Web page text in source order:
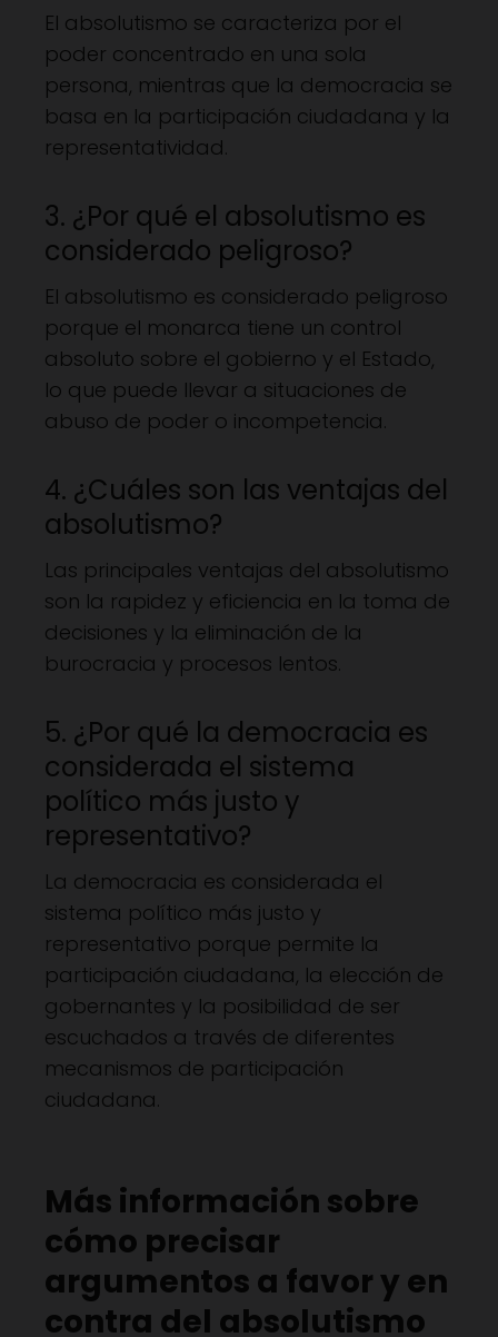
El absolutismo se caracteriza por el
poder concentrado en una sola
persona, mientras que la democracia se
basa en la participación ciudadana y la
representatividad.
3. ¿Por qué el absolutismo es
considerado peligroso?
El absolutismo es considerado peligroso
porque el monarca tiene un control
absoluto sobre el gobierno y el Estado,
lo que puede llevar a situaciones de
abuso de poder o incompetencia.
4. ¿Cuáles son las ventajas del
absolutismo?
Las principales ventajas del absolutismo
son la rapidez y eficiencia en la toma de
decisiones y la eliminación de la
burocracia y procesos lentos.
5. ¿Por qué la democracia es
considerada el sistema
político más justo y
representativo?
La democracia es considerada el
sistema político más justo y
representativo porque permite la
participación ciudadana, la elección de
gobernantes y la posibilidad de ser
escuchados a través de diferentes
mecanismos de participación
ciudadana.
Más información sobre
cómo precisar
argumentos a favor y en
contra del absolutismo